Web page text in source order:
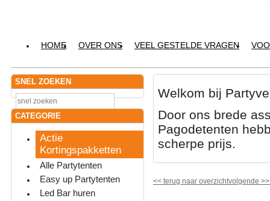
HOME OVER ONS VEEL GESTELDE VRAGEN
SNEL ZOEKEN
CATEGORIE
Actie
Kortingspakketten
Alle Partytenten
Easy up Partytenten
Led Bar huren
Welkom bij
Door ons brede
Pagodetenten
scherpe prijs.
<< terug naar overzichtvolgende >>